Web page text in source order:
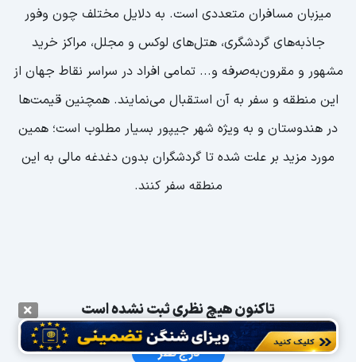
میزبان مسافران متعددی است. به دلایل مختلف چون وفور
جاذبه‌های گردشگری، هتل‌های لوکس و مجلل، مراکز خرید
مشهور و مقرون‌به‌صرفه و... تمامی افراد در سراسر نقاط جهان از
این منطقه و سفر به آن استقبال می‌نمایند. همچنین قیمت‌ها
در هندوستان و به ویژه شهر جیپور بسیار مطلوب است؛ همین
مورد مزید بر علت شده تا گردشگران بدون دغدغه مالی به این
منطقه سفر کنند.
تاکنون هیچ نظری ثبت نشده است
درج نظر